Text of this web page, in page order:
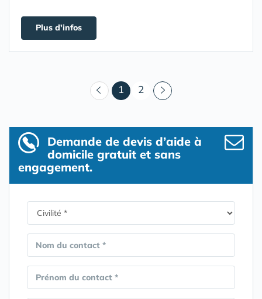
Plus d'infos
1 (courant)
2
Demande de devis d’aide à
domicile gratuit et sans
engagement.
Nom du contact *
Prénom du contact *